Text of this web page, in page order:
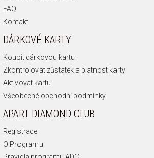
FAQ
Kontakt
DÁRKOVÉ KARTY
Koupit dárkovou kartu
Zkontrolovat zůstatek a platnost karty
Aktivovat kartu
Všeobecné obchodní podmínky
APART DIAMOND CLUB
Registrace
O Programu